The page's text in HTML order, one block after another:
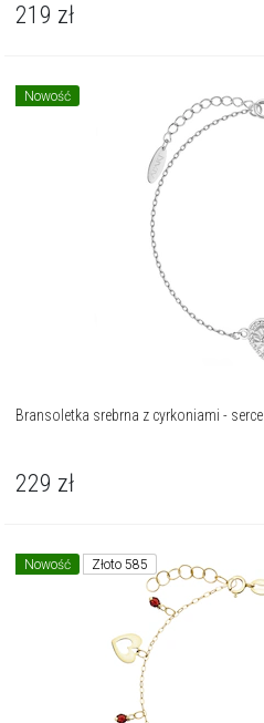
219 zł
Nowość
Bransoletka srebrna z cyrkoniami - serce
229 zł
Nowość Złoto 585